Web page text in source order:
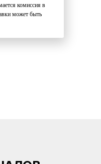
комиссия в
может быть